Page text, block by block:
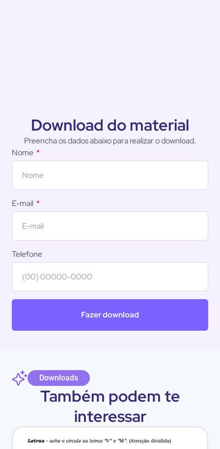
Download do material
Preencha os dados abaixo para realizar o download.
Nome
E-mail
Telefone
Fazer download
Downloads
Também podem te
interessar